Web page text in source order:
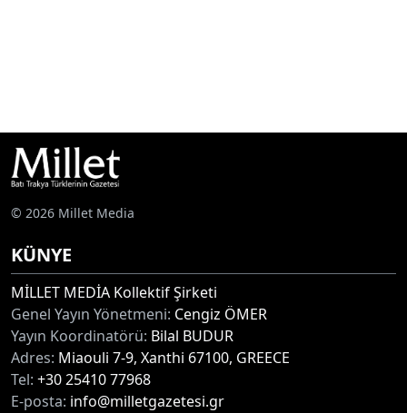
© 2026 Millet Media
KÜNYE
MİLLET MEDİA Kollektif Şirketi
Genel Yayın Yönetmeni: Cengiz ÖMER
Yayın Koordinatörü: Bilal BUDUR
Adres: Miaouli 7-9, Xanthi 67100, GREECE
Tel: +30 25410 77968
E-posta: info@milletgazetesi.gr